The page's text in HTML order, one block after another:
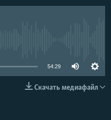
54:29
Скачать медиафайл